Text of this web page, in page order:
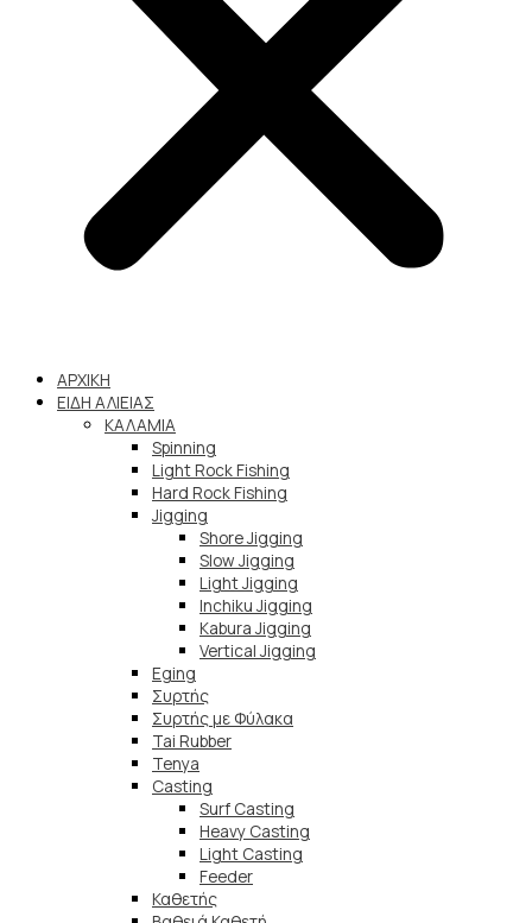
ΑΡΧΙΚΗ
ΕΙΔΗ ΑΛΙΕΙΑΣ
ΚΑΛΑΜΙΑ
Spinning
Light Rock Fishing
Hard Rock Fishing
Jigging
Shore Jigging
Slow Jigging
Light Jigging
Inchiku Jigging
Kabura Jigging
Vertical Jigging
Eging
Συρτής
Συρτής με Φύλακα
Tai Rubber
Tenya
Casting
Surf Casting
Heavy Casting
Light Casting
Feeder
Καθετής